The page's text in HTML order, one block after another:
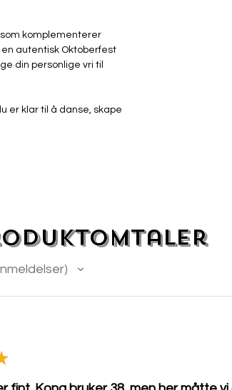
som komplementerer
autentisk Oktoberfest
din personlige vri til
er klar til å danse, skape